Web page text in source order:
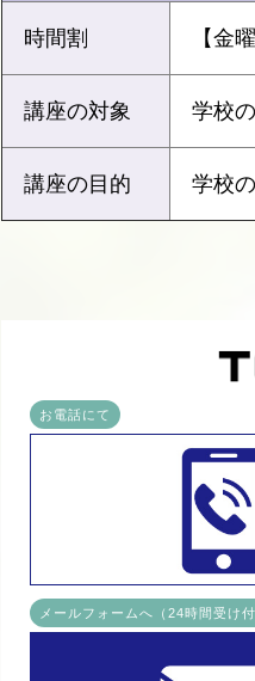
時間割 【金
講座の対象 学校
講座の目的 学校
お電話にて
メールフォームへ（24時間受け